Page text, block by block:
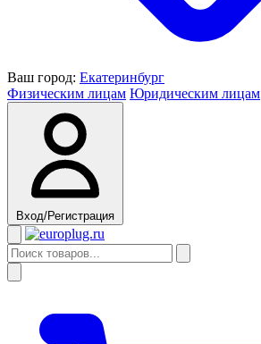
Ваш город: Екатеринбург
Физическим лицам Юридическим лицам
Вход/Регистрация